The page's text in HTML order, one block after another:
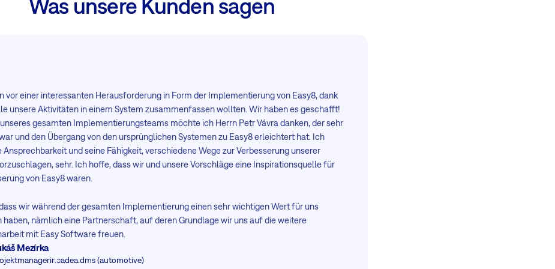
Was unsere Kunden sagen
Mezírka
incadea.dms (automotive)
vor einer interessanten Herausforderung in Form der Implementierung von Easy8, dank
unsere Aktivitäten in einem System zusammenfassen wollten. Wir haben es geschafft!
gesamten Implementierungsteams möchte ich Herrn Petr Vávra danken, der sehr
und den Übergang von den ursprünglichen Systemen zu Easy8 erleichtert hat. Ich
Ansprechbarkeit und seine Fähigkeit, verschiedene Wege zur Verbesserung unserer
sehr. Ich hoffe, dass wir und unsere Vorschläge eine Inspirationsquelle für
von Easy8 waren.
wir während der gesamten Implementierung einen sehr wichtigen Wert für uns
haben, nämlich eine Partnerschaft, auf deren Grundlage wir uns auf die weitere
mit Easy Software freuen.